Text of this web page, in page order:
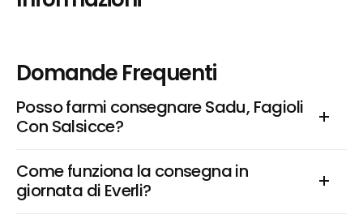
Domande Frequenti
Posso farmi consegnare Sadu, Fagioli
Con Salsicce?
Come funziona la consegna in
giornata di Everli?